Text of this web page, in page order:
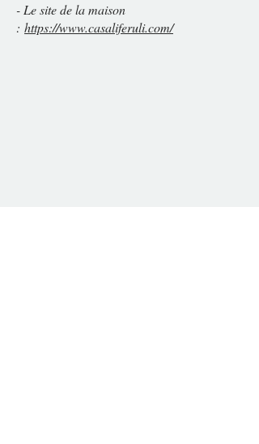
- Le site de la maison
: https://www.casaliferuli.com/